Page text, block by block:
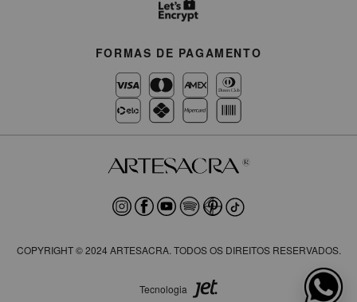
FORMAS DE PAGAMENTO
COPYRIGHT © 2024 ARTESACRA. TODOS OS DIREITOS RESERVADOS.
Tecnologia